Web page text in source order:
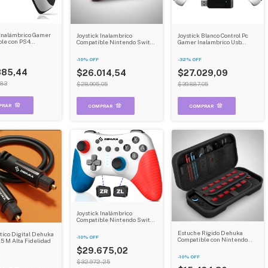
Gamer
con PS4
Joystick Inalambrico
Compatible Nintendo Switch
-10% OFF
$26.014,54
$28.905,05
Joystick Blanco Control Pc
Gamer Inalambrico Usb
-32% OFF
$27.029,09
$39.887,05
Digital Dehuka
M Alta Fidelidad
Joystick Inalámbrico
Compatible Nintendo Switch
Steam Dehuka
-10% OFF
$29.675,02
$32.972,25
Estuche Rígido Dehuka
Compatible con Nintendo
de Viaje
-10% OFF